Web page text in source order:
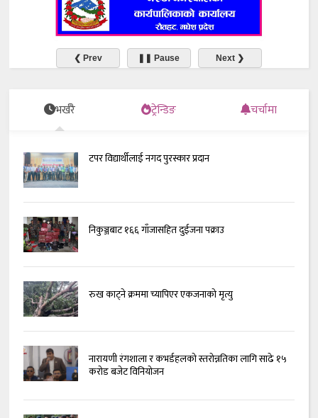
❮ Prev ❚❚ Pause Next ❯
भर्खरै ट्रेन्डिङ चर्चामा
टपर विद्यार्थीलाई नगद पुरस्कार प्रदान
निकुञ्जबाट १६६ गाँजासहित दुईजना पक्राउ
रुख काट्ने क्रममा च्यापिएर एकजनाको मृत्यु
नारायणी रंगशाला र कभर्डहलको स्तरोन्नतिका लागि साढे १५
करोड बजेट विनियोजन